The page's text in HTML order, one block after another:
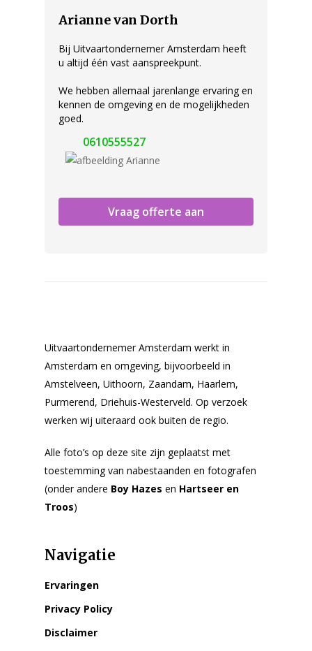
Arianne van Dorth
Bij Uitvaartondernemer Amsterdam heeft
u altijd één vast aanspreekpunt.
We hebben allemaal jarenlange ervaring en
kennen de omgeving en de mogelijkheden
goed.
0610555527
Vraag offerte aan
Uitvaartondernemer Amsterdam werkt in
Amsterdam en omgeving, bijvoorbeeld in
Amstelveen, Uithoorn, Zaandam, Haarlem,
Purmerend, Driehuis-Westerveld. Op verzoek
werken wij uiteraard ook buiten de regio.
Alle foto’s op deze site zijn geplaatst met
toestemming van nabestaanden en fotografen
(onder andere Boy Hazes en Hartseer en
Troos)
Navigatie
Ervaringen
Privacy Policy
Disclaimer